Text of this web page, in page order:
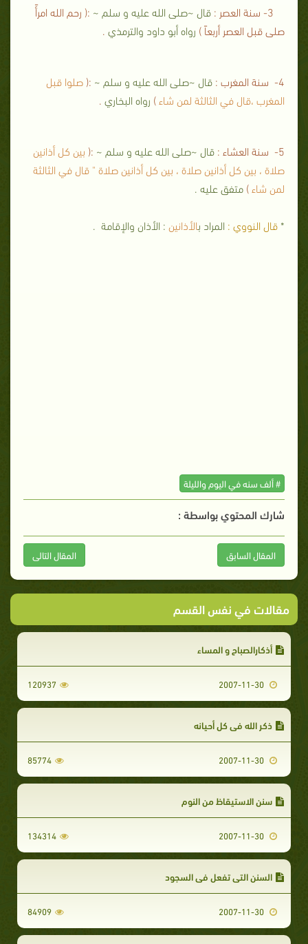
3- سنة العصر : قال ~صلى الله عليه و سلم ~ :( رحم الله امرأً
صلى قبل العصر أربعاً ) رواه أبو داود والترمذي .
4- سنة المغرب : قال ~صلى الله عليه و سلم ~ :( صلوا قبل
المغرب ،قال في الثالثة لمن شاء ) رواه البخاري .
5- سنة العشاء : قال ~صلى الله عليه و سلم ~ :( بين كل أذانين
صلاة ، بين كل أذانين صلاة ، بين كل أذانين صلاة " قال في الثالثة
لمن شاء ) متفق عليه .
* قال النووي : المراد بالأذانين : الأذان والإقامة .
# ألف سنه في اليوم والليلة
شارك المحتوي بواسطة :
المقال السابق المقال التالى
مقالات في نفس القسم
أذكارالصباح و المساء
120937
ذكر الله في كل أحيانه
85774
سنن الاستيقاظ من النوم
134314
السنن التي تفعل في السجود
84909